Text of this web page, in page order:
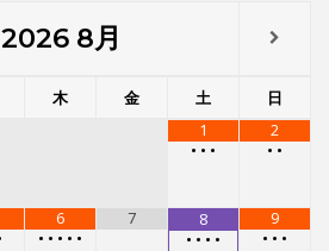
2026 8月
木 金 土
日
1
• • •
2
• •
6
• • • • •
7
8
• • • •
9
• • •